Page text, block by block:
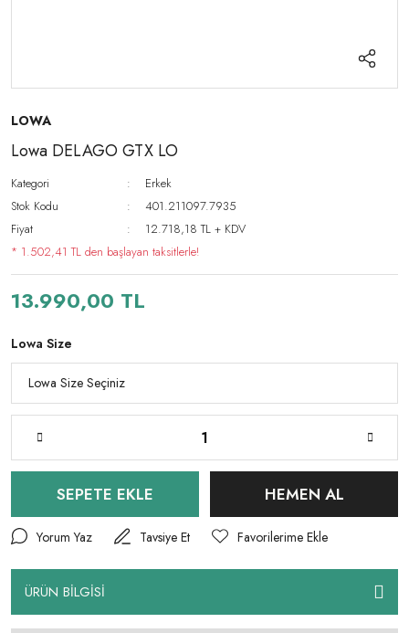
LOWA
Lowa DELAGO GTX LO
Kategori
Erkek
Stok Kodu
401.211097.7935
Fiyat
12.718,18 TL + KDV
* 1.502,41 TL den başlayan taksitlerle!
13.990,00 TL
Lowa Size
SEPETE EKLE HEMEN AL
Yorum Yaz Tavsiye Et
ÜRÜN BİLGİSİ